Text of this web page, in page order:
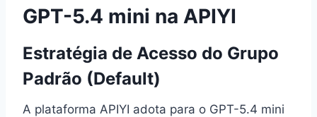
GPT-5.4 mini na APIYI
Estratégia de Acesso do Grupo
Padrão (Default)
A plataforma APIYI adota para o GPT-5.4 mini